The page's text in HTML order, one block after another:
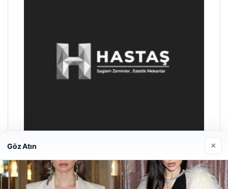
Prenses Night Club
Nisan 29, 2026
Göz Atın ×